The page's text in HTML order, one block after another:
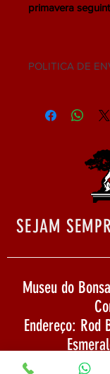
primavera
POLITICA DE
SEJAM
Museu do
Endereço: Rod